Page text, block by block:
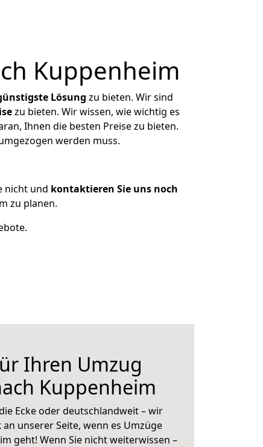
Kuppenheim
Lösung zu bieten. Wir sind
zu bieten. Wir wissen, wie wichtig es
Ihnen die besten Preise zu bieten.
werden muss.
nicht und kontaktieren Sie uns noch
zu planen.
Ihren Umzug
Kuppenheim
Ecke oder deutschlandweit – wir
an unserer Seite, wenn es Umzüge
geht! Wenn Sie nicht weiterwissen –